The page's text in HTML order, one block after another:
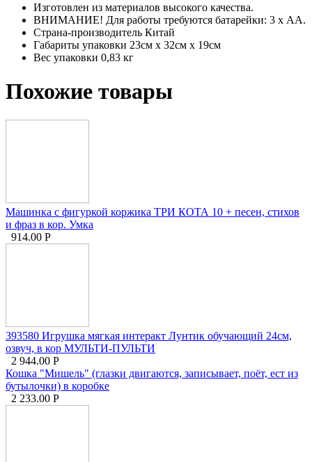
Изготовлен из материалов высокого качества.
ВНИМАНИЕ! Для работы требуются батарейки: 3 x АА.
Страна-производитель Китай
Габариты упаковки 23см x 32см x 19см
Вес упаковки 0,83 кг
Похожие товары
Машинка с фигуркой коржика ТРИ КОТА 10 + песен, стихов
и фраз в кор. Умка
914.00 Р
393580 Игрушка мягкая интеракт Лунтик обучающий 24см,
озвуч, в кор МУЛЬТИ-ПУЛЬТИ
2 944.00 Р
Кошка "Мишель" (глазки двигаются, записывает, поёт, ест из
бутылочки) в коробке
2 233.00 Р